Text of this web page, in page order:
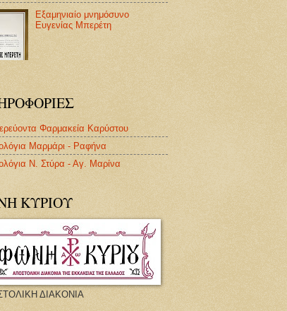
Εξαμηνιαίο μνημόσυνο
Ευγενίας Μπερέτη
Φαρμακεία Καρύστου
Μαρμάρι - Ραφήνα
Ν. Στύρα - Αγ. Μαρίνα
ΚΥΡΙΟΥ
ΔΙΑΚΟΝΙΑ